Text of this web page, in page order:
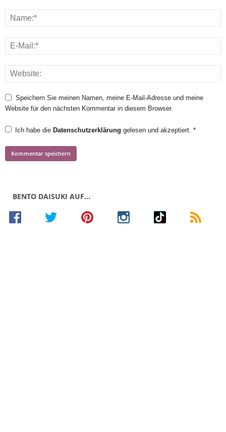
Speichern Sie meinen Namen, meine E-Mail-Adresse und meine
Website für den nächsten Kommentar in diesem Browser.
Ich habe die Datenschutzerklärung gelesen und akzeptiert. *
BENTO DAISUKI AUF…